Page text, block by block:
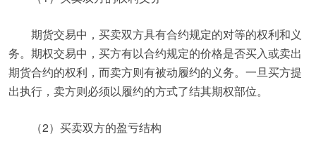
期货交易中，买卖双方具有合约规定的对等的权利和义
务。期权交易中，买方有以合约规定的价格是否买入或卖出
期货合约的权利，而卖方则有被动履约的义务。一旦买方提
出执行，卖方则必须以履约的方式了结其期权部位。
（2）买卖双方的盈亏结构